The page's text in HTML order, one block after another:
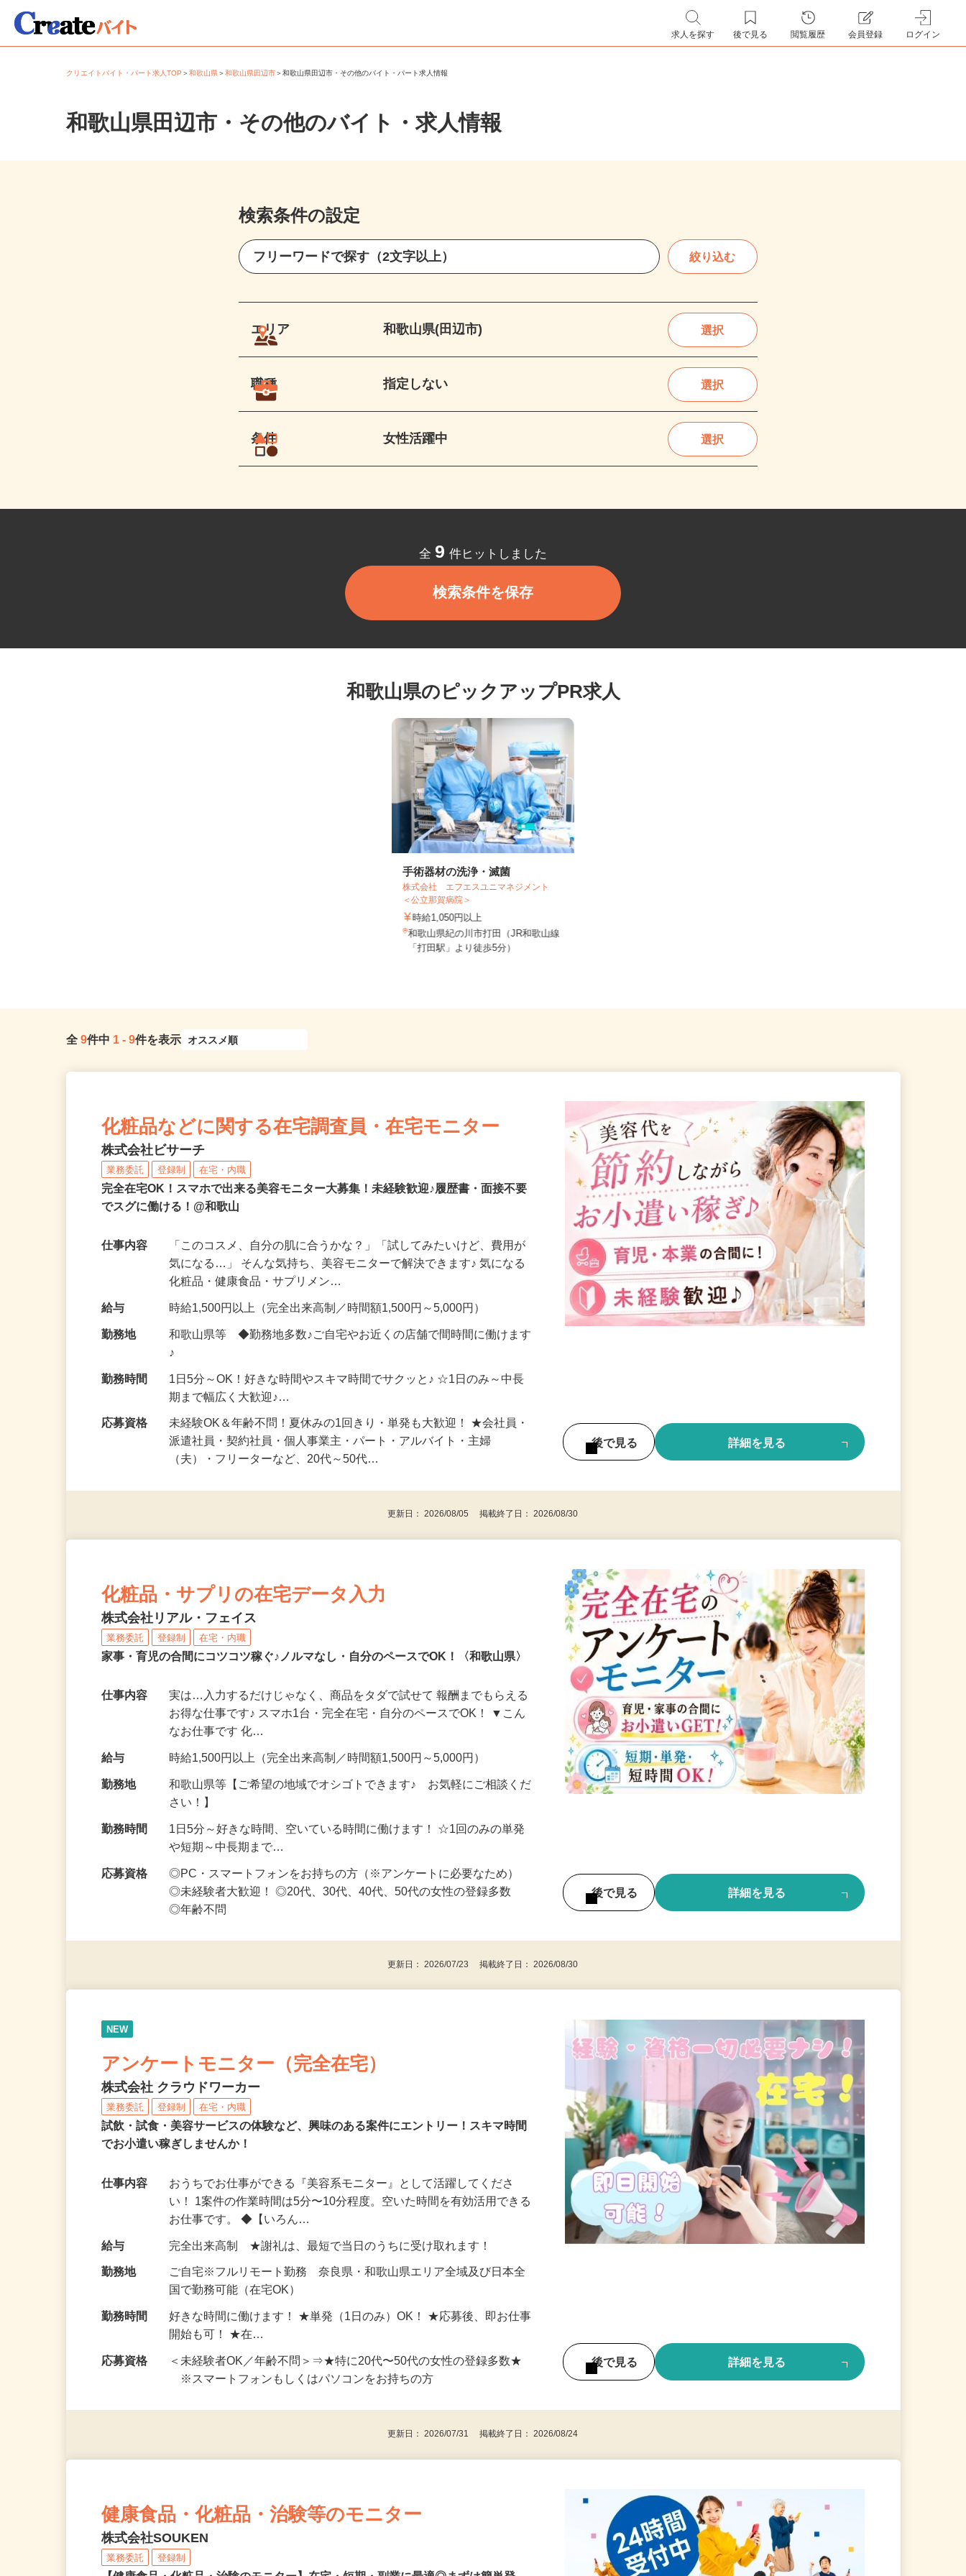
求人を探す 後で見る 閲覧履歴 会員登録 ログイン
クリエイトバイト・パート求人TOP＞和歌山県＞和歌山県田辺市＞和歌山県田辺市・その他のバイト・パート求人情報
和歌山県田辺市・その他のバイト・求人情報
検索条件の設定
絞り込む
エリア 和歌山県(田辺市) 選択
職種 指定しない 選択
条件 女性活躍中 選択
全9件ヒットしました
検索条件を保存
和歌山県のピックアップPR求人
手術器材の洗浄・滅菌
株式会社 エフエスユニマネジメント
＜公立那賀病院＞
時給1,050円以上
和歌山県紀の川市打田（JR和歌山線
化粧品などに関する在宅調査員・在宅モニター
株式会社ビサーチ
業務委託 登録制 在宅・内職
完全在宅OK！スマホで出来る美容モニター大募集！未経験歓迎♪履歴書・面接不要
「このコスメ、自分の肌に合うかな？」「試してみたいけど、費用が
気になる…」 そんな気持ち、美容モニターで解決できます♪ 気になる
化粧品・健康食品・サプリメン…
給与 時給1,500円以上（完全出来高制／時間額1,500円～5,000円）
和歌山県等 ◆勤務地多数♪ご自宅やお近くの店舗で間時間に働けます
♪
1日5分～OK！好きな時間やスキマ時間でサクッと♪ ☆1日のみ～中長
期まで幅広く大歓迎♪…
未経験OK＆年齢不問！夏休みの1回きり・単発も大歓迎！ ★会社員・
派遣社員・契約社員・個人事業主・パート・アルバイト・主婦
更新日： 2026/08/05 掲載終了日： 2026/08/30
化粧品・サプリの在宅データ入力
株式会社リアル・フェイス
業務委託 登録制 在宅・内職
実は…入力するだけじゃなく、商品をタダで試せて 報酬までもらえる
お得な仕事です♪ スマホ1台・完全在宅・自分のペースでOK！ ▼こん
なお仕事です 化…
給与 時給1,500円以上（完全出来高制／時間額1,500円～5,000円）
さい！】
や短期～中長期まで…
◎PC・スマートフォンをお持ちの方（※アンケートに必要なため）
◎年齢不問
NEW
アンケートモニター（完全在宅）
株式会社 クラウドワーカー
業務委託 登録制 在宅・内職
でお小遣い稼ぎしませんか！
おうちでお仕事ができる『美容系モニター』として活躍してくださ
い！ 1案件の作業時間は5分〜10分程度。空いた時間を有効活用できる
お仕事です。 ◆【いろん…
完全出来高制 ★謝礼は、最短で当日のうちに受け取れます！
勤務地 ご自宅※フルリモート勤務 奈良県・和歌山県エリア全域及び日本全
国で勤務可能（在宅OK）
勤務時間 好きな時間に働けます！ ★単発（1日のみ）OK！ ★応募後、即お仕事
開始も可！ ★在…
健康食品・化粧品・治験等のモニター